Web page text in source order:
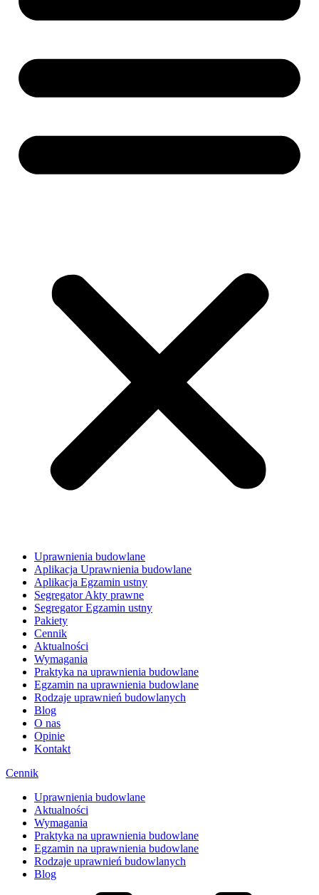
Uprawnienia budowlane
Aplikacja Uprawnienia budowlane
Aplikacja Egzamin ustny
Segregator Akty prawne
Segregator Egzamin ustny
Pakiety
Cennik
Aktualności
Wymagania
Praktyka na uprawnienia budowlane
Egzamin na uprawnienia budowlane
Rodzaje uprawnień budowlanych
Blog
O nas
Opinie
Kontakt
Cennik
Uprawnienia budowlane
Aktualności
Wymagania
Praktyka na uprawnienia budowlane
Egzamin na uprawnienia budowlane
Rodzaje uprawnień budowlanych
Blog